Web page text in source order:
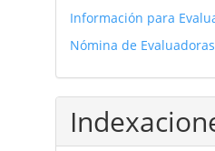
Información para
Nómina de